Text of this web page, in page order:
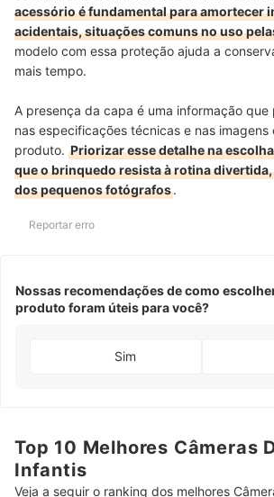
acessório é fundamental para amortecer
acidentais, situações comuns no uso
modelo com essa proteção ajuda a
mais tempo.
A presença da capa é uma informação
nas especificações técnicas e nas
produto. Priorizar esse detalhe na
que o brinquedo resista à rotina
dos pequenos fotógrafos.
Reportar erro
Nossas recomendações de como
produto foram úteis para você?
Sim
Top 10 Melhores Câmeras
Infantis
Veja a seguir o ranking dos melhores